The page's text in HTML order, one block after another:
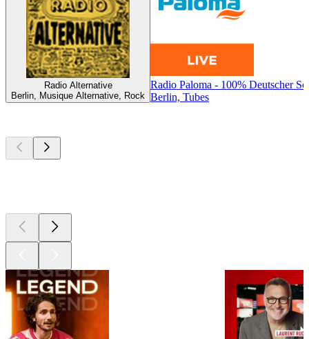
Radio Alternative
Berlin, Musique Alternative, Rock
Radio Paloma - 100% Deutscher
Berlin, Tubes